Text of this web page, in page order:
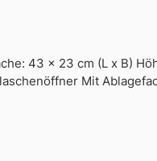
43 x 23 cm (L x B)
Mit